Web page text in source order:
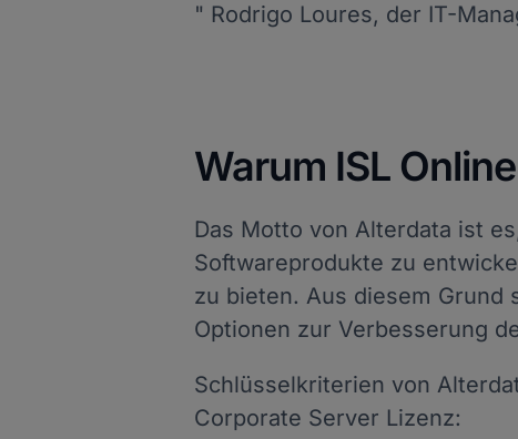
" Rodrigo Loures, der IT-
Warum ISL Online
Das Motto von Alterdata ist
Softwareprodukte zu
zu bieten. Aus diesem Grund
Optionen zur Verbesserung
Schlüsselkriterien von
Corporate Server Lizenz: